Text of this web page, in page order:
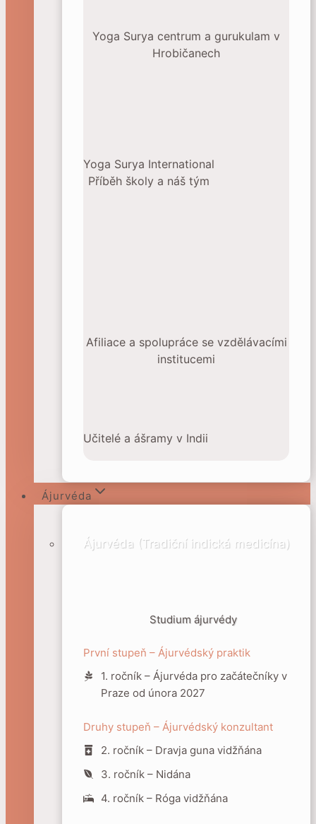
Yoga Surya centrum a gurukulam v
Hrobičanech
Yoga Surya International
Příběh školy a náš tým
Afiliace a spolupráce se vzdělávacími
institucemi
Učitelé a ášramy v Indii
Ájurvéda
Ájurvéda (Tradiční indická medicína)
Studium ájurvédy
První stupeň – Ájurvédský praktik
1. ročník – Ájurvéda pro začátečníky v
Praze od února 2027
Druhy stupeň – Ájurvédský konzultant
2. ročník – Dravja guna vidžňána
3. ročník – Nidána
4. ročník – Róga vidžňána